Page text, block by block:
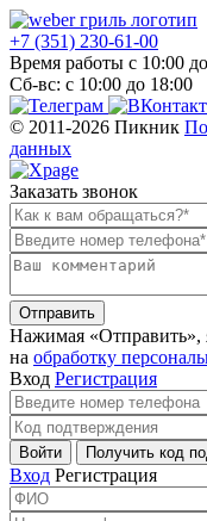
+7 (351) 230-61-00
Время работы с 10:00
Сб-вс: с 10:00 до 18:00
© 2011-2026 Пикник
данных
Заказать звонок
Отправить
Нажимая «Отправить»‎,
на обработку
Вход Регистрация
Войти Получить код
Вход Регистрация